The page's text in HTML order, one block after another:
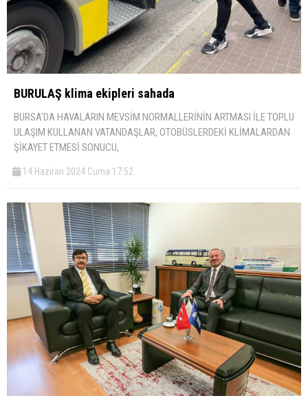
BURULAŞ klima ekipleri sahada
BURSA'DA HAVALARIN MEVSİM NORMALLERİNİN ARTMASI İLE TOPLU
ULAŞIM KULLANAN VATANDAŞLAR, OTOBÜSLERDEKİ KLİMALARDAN
ŞİKAYET ETMESİ SONUCU,
14 Haziran 2024 Cuma 17:52